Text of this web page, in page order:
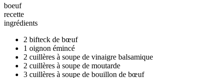
boeuf
recette
ingrédients
2 bifteck de bœuf
1 oignon émincé
2 cuillères à soupe de vinaigre balsamique
2 cuillères à soupe de moutarde
3 cuillères à soupe de bouillon de bœuf